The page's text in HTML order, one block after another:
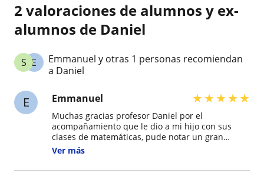
2 valoraciones de alumnos y ex-
alumnos de Daniel
E
S
Emmanuel y otras 1 personas recomiendan
a Daniel
E Emmanuel ★★★★★
Muchas gracias profesor Daniel por el
acompañamiento que le dio a mi hijo con sus
clases de matemáticas, pude notar un gran
cambio en su rendimiento académico en esta
clase con usted, nuevamente muchas gracias y
Ver más